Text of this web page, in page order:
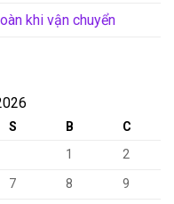
khi vận chuyển
S B
C
1
2
7 8
9